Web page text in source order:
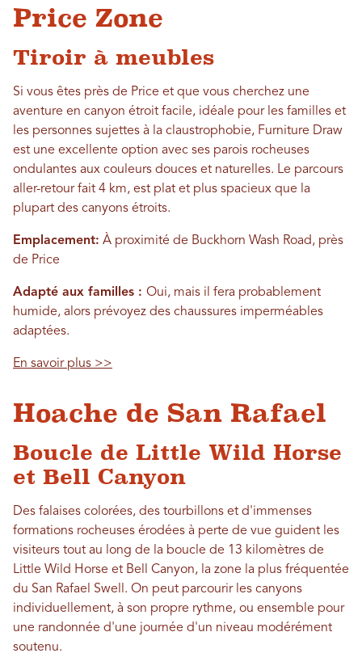
Price Zone
Tiroir à meubles
Si vous êtes près de Price et que vous cherchez une
aventure en canyon étroit facile, idéale pour les familles et
les personnes sujettes à la claustrophobie, Furniture Draw
est une excellente option avec ses parois rocheuses
ondulantes aux couleurs douces et naturelles. Le parcours
aller-retour fait 4 km, est plat et plus spacieux que la
plupart des canyons étroits.
Emplacement: À proximité de Buckhorn Wash Road, près
de Price
Adapté aux familles : Oui, mais il fera probablement
humide, alors prévoyez des chaussures imperméables
adaptées.
En savoir plus >>
Hoache de San Rafael
Boucle de Little Wild Horse
et Bell Canyon
Des falaises colorées, des tourbillons et d'immenses
formations rocheuses érodées à perte de vue guident les
visiteurs tout au long de la boucle de 13 kilomètres de
Little Wild Horse et Bell Canyon, la zone la plus fréquentée
du San Rafael Swell. On peut parcourir les canyons
individuellement, à son propre rythme, ou ensemble pour
une randonnée d'une journée d'un niveau modérément
soutenu.